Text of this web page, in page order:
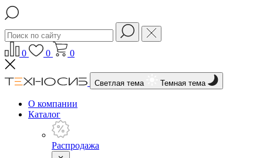
0 0 0
Светлая тема Темная тема
О компании
Каталог
Распродажа